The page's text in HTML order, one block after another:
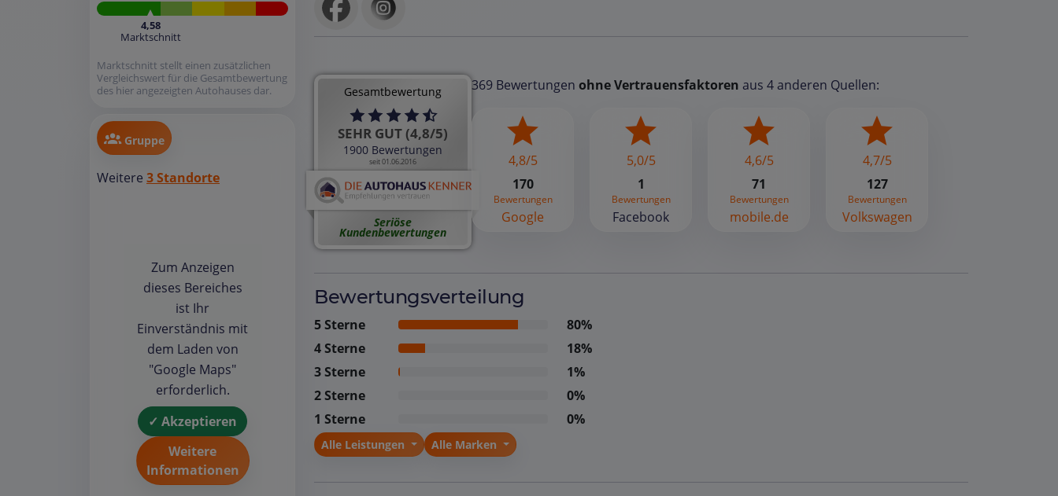
Gesamtbewertung
SEHR GUT (4,8/5)
1900 Bewertungen
seit 01.06.2016
Seriöse
Kundenbewertungen
369 Bewertungen ohne Vertrauensfaktoren aus 4 anderen Quellen:
4,8/5
170
Bewertungen
Google
5,0/5
1
Bewertungen
Facebook
4,6/5
71
Bewertungen
mobile.de
4,7/5
127
Bewertungen
Volkswagen
Bewertungsverteilung
5 Sterne
80%
4 Sterne
18%
3 Sterne
1%
2 Sterne
0%
1 Sterne
0%
Alle Leistungen Alle Marken
4,58
Marktschnitt
Marktschnitt stellt einen zusätzlichen
Vergleichswert für die Gesamtbewertung
des hier angezeigten Autohauses dar.
Gruppe
Weitere 3 Standorte
Zum Anzeigen
dieses Bereiches
ist Ihr
Einverständnis mit
dem Laden von
"Google Maps"
erforderlich.
✓ Akzeptieren
Weitere
Informationen